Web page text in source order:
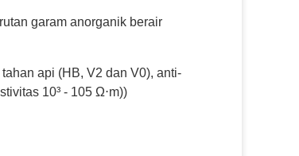
garam anorganik berair
api (HB, V2 dan V0), anti-
10³ - 105 Ω⋅m))